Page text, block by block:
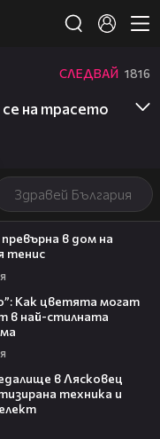
Здравей България
СЛЕДВАЙ 1816
на трасето
в дом на
тенис
Как цветята могат
в най-стилната
в Лясковец
техника и